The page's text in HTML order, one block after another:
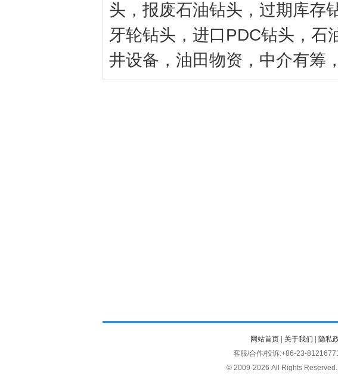
头，报废石油钻头，过期库存
牙轮钻头，进口PDC钻头，石
井设备，油田物资，中介有筹
网站首页 关于我们 隐私
客服/合作/投诉:+86-23-
© 2009-2026 All Rights Reserved.